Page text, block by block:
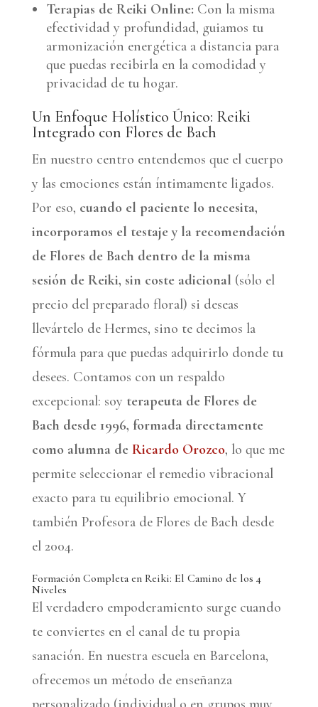
Terapias de Reiki Online: Con la misma
efectividad y profundidad, guiamos tu
armonización energética a distancia para
que puedas recibirla en la comodidad y
privacidad de tu hogar.
Un Enfoque Holístico Único: Reiki
Integrado con Flores de Bach
En nuestro centro entendemos que el cuerpo
y las emociones están íntimamente ligados.
Por eso, cuando el paciente lo necesita,
incorporamos el testaje y la recomendación
de Flores de Bach dentro de la misma
sesión de Reiki, sin coste adicional (sólo el
precio del preparado floral) si deseas
llevártelo de Hermes, sino te decimos la
fórmula para que puedas adquirirlo donde tu
desees. Contamos con un respaldo
excepcional: soy terapeuta de Flores de
Bach desde 1996, formada directamente
como alumna de Ricardo Orozco, lo que me
permite seleccionar el remedio vibracional
exacto para tu equilibrio emocional. Y
también Profesora de Flores de Bach desde
el 2004.
Formación Completa en Reiki: El Camino de los 4
Niveles
El verdadero empoderamiento surge cuando
te conviertes en el canal de tu propia
sanación. En nuestra escuela en Barcelona,
ofrecemos un método de enseñanza